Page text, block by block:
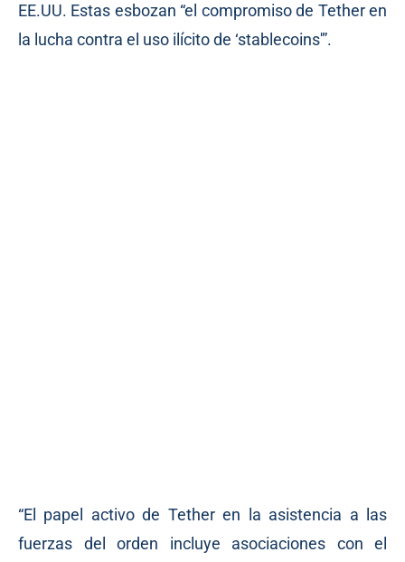
EE.UU. Estas esbozan “el compromiso de Tether en
la lucha contra el uso ilícito de ‘stablecoins'”.
“El papel activo de Tether en la asistencia a las
fuerzas del orden incluye asociaciones con el